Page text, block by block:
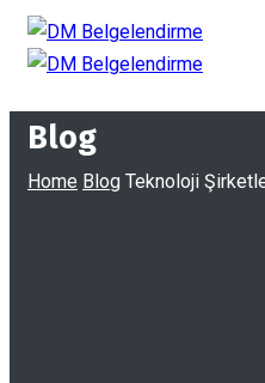
Blog
Home Blog Teknoloji